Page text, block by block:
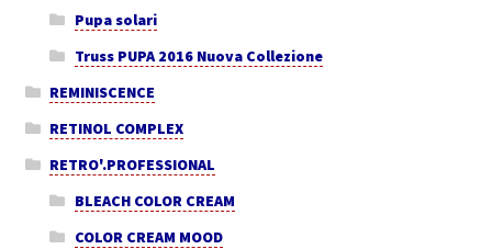
Pupa solari
Truss PUPA 2016 Nuova Collezione
REMINISCENCE
RETINOL COMPLEX
RETRO'.PROFESSIONAL
BLEACH COLOR CREAM
COLOR CREAM MOOD